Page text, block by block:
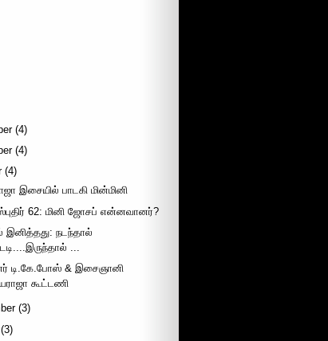
(4)
(4)
(4)
இசையில் பாடகி மின்மினி
62: மினி ஜோசப் என்னவானர்?
இனித்தது: நடந்தால்
...
டி.கே.போஸ் & இசைஞானி
கூட்டணி
(3)
(3)